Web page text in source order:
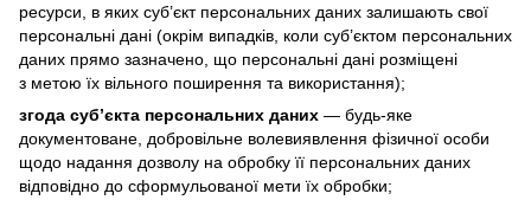
ресурси, в яких суб’єкт персональних даних залишають свої
персональні дані (окрім випадків, коли суб’єктом персональних
даних прямо зазначено, що персональні дані розміщені
з метою їх вільного поширення та використання);
згода суб’єкта персональних даних — будь-яке
документоване, добровільне волевиявлення фізичної особи
щодо надання дозволу на обробку її персональних даних
відповідно до сформульованої мети їх обробки;